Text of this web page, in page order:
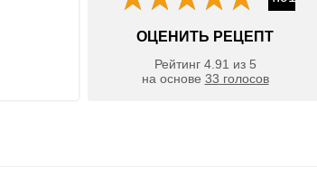
ОЦЕНИТЬ РЕЦЕПТ
Рейтинг 4.91 из 5
на основе 33 голосов